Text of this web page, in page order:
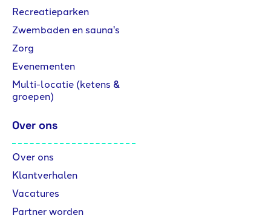
Recreatieparken
Zwembaden en sauna's
Zorg
Evenementen
Multi-locatie (ketens &
groepen)
Over ons
Over ons
Klantverhalen
Vacatures
Partner worden